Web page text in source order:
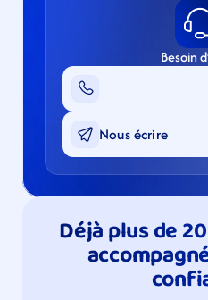
Besoin
Nous écrire
Déjà plus de